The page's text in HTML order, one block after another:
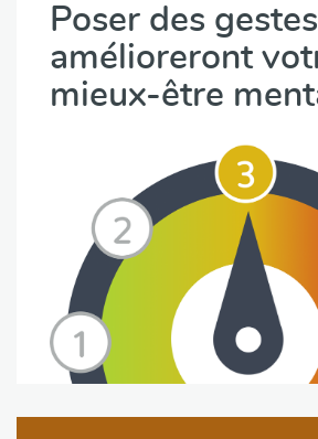
Poser des
amélioreront
mieux-être